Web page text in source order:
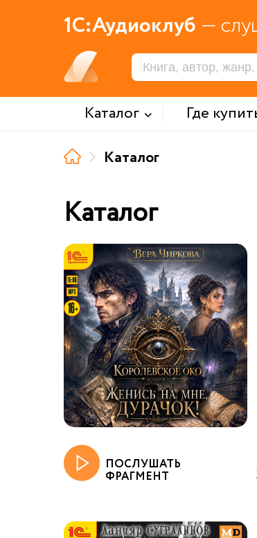
1С:Аудиоклуб —
Каталог Где
Каталог
Каталог
ПОСЛУШАТЬ
ФРАГМЕНТ